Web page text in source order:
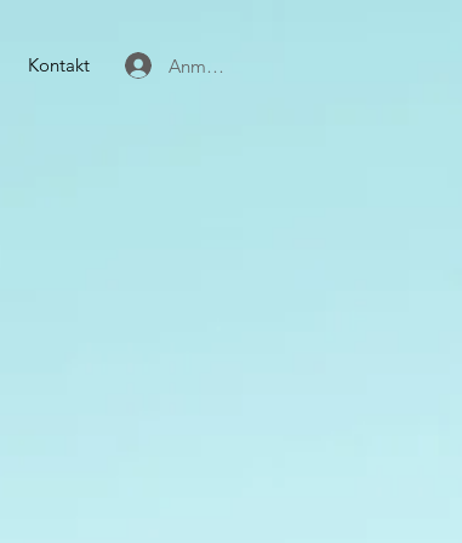
Kontakt Anmelden